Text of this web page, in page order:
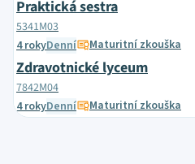
Praktická sestra
5341M03
4 rokyDenní Maturitní zkouška
Zdravotnické lyceum
7842M04
4 rokyDenní Maturitní zkouška